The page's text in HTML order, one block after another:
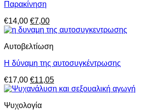
Παρακίνηση
€14,00 Original
price
€14,00.
€7,00Η
τρέχουσα
είναι:
Aυτοβελτίωση
Η δύναμη της αυτοσυγκέντρωσης
€17,00 Original
price
€17,00.
€11,05Η
τρέχουσα
Ψυχολογία